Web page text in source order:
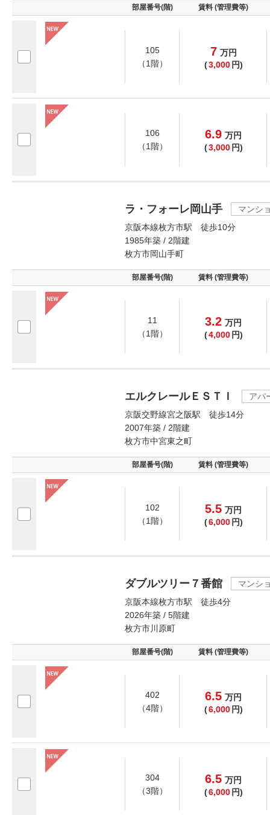
部屋番号(階) 賃料 (管理費等)
105
（1階）
7 万円
(3,000 円)
106
（1階）
6.9 万円
(3,000 円)
ラ・フォーレ岡山手
マンシ
京阪本線枚方市駅 徒歩10分
1985年築 / 2階建
枚方市岡山手町
部屋番号(階) 賃料 (管理費等)
11
（1階）
3.2 万円
(4,000 円)
エルクレールＥＳＴＩ
アパ
京阪交野線宮之阪駅 徒歩14分
2007年築 / 2階建
枚方市中宮東之町
部屋番号(階) 賃料 (管理費等)
102
（1階）
5.5 万円
(6,000 円)
ダブルツリー７番館
マンシ
京阪本線枚方市駅 徒歩4分
2026年築 / 5階建
枚方市川原町
部屋番号(階) 賃料 (管理費等)
402
（4階）
6.5 万円
(6,000 円)
304
（3階）
6.5 万円
(6,000 円)